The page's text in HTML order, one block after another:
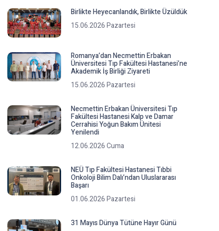
Birlikte Heyecanlandık, Birlikte Üzüldük
15.06.2026 Pazartesi
Romanya’dan Necmettin Erbakan
Üniversitesi Tıp Fakültesi Hastanesi’ne
Akademik İş Birliği Ziyareti
15.06.2026 Pazartesi
Necmettin Erbakan Üniversitesi Tıp
Fakültesi Hastanesi Kalp ve Damar
Cerrahisi Yoğun Bakım Ünitesi
Yenilendi
12.06.2026 Cuma
NEÜ Tıp Fakültesi Hastanesi Tıbbi
Onkoloji Bilim Dalı’ndan Uluslararası
Başarı
01.06.2026 Pazartesi
31 Mayıs Dünya Tütüne Hayır Günü